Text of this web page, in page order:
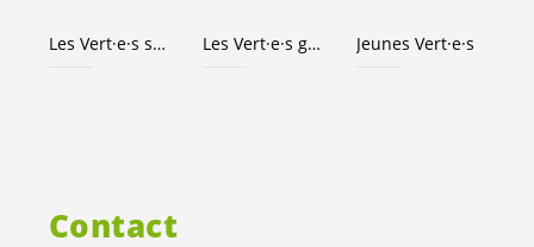
Les Vert·e·s suisses Les Vert·e·s genevois·es Jeunes Vert·e·s
Contact